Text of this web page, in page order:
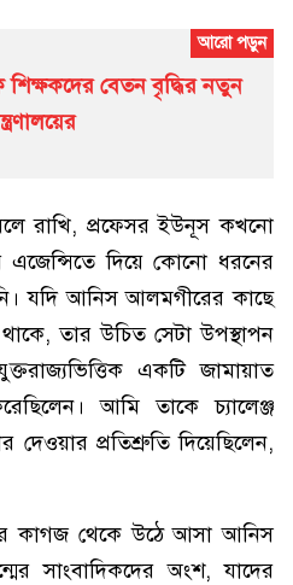
শিক্ষকদের বেতন বৃদ্ধির নতুন
রাখি, প্রফেসর ইউনূস কখনো
দিয়ে কোনো ধরনের
যদি আনিস আলমগীরের কাছে
তার উচিত সেটা উপস্থাপন
একটি জামায়াত
আমি তাকে চ্যালেঞ্জ
দেওয়ার প্রতিশ্রুতি দিয়েছিলেন,
কাগজ থেকে উঠে আসা আনিস
সাংবাদিকদের অংশ, যাদের